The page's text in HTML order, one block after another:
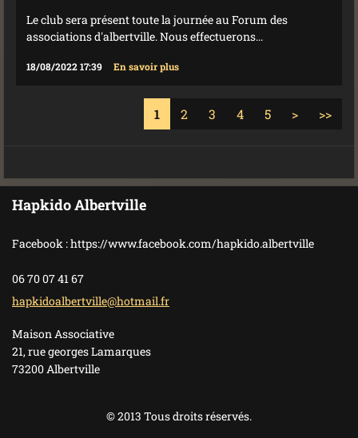
Le club sera présent toute la journée au Forum des
associations d'albertville. Nous effectuerons...
18/08/2022 17:39 En savoir plus
1 2 3 4 5 > >>
Hapkido Albertville
Facebook : https://www.facebook.com/hapkido.albertville
06 70 07 41 67
hapkidoalbertville@hotmail.fr
Maison Associative
21, rue georges Lamarques
73200 Albertville
© 2013 Tous droits réservés.